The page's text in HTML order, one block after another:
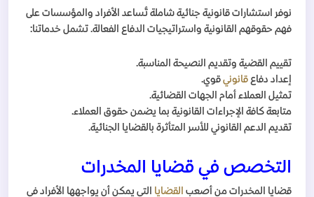
نوفر استشارات قانونية جنائية شاملة تُساعد الأفراد والمؤسسات على
فهم حقوقهم القانونية واستراتيجيات الدفاع الفعالة. تشمل خدماتنا:
تقييم القضية وتقديم النصيحة المناسبة.
إعداد دفاع قانوني قوي.
تمثيل العملاء أمام الجهات القضائية.
متابعة كافة الإجراءات القانونية بما يضمن حقوق العملاء.
تقديم الدعم القانوني للأسر المتأثرة بالقضايا الجنائية.
التخصص في قضايا المخدرات
قضايا المخدرات من أصعب القضايا
التي يمكن أن يواجهها الأفراد في